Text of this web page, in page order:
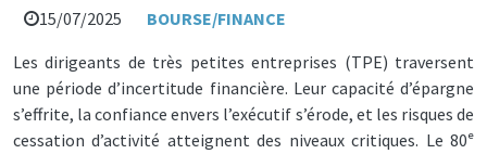
15/07/2025
BOURSE/FINANCE
Les dirigeants de très petites entreprises (TPE) traversent
une période d’incertitude financière. Leur capacité d’épargne
s’effrite, la confiance envers l’exécutif s’érode, et les risques de
cessation d’activité atteignent des niveaux critiques. Le 80ᵉ